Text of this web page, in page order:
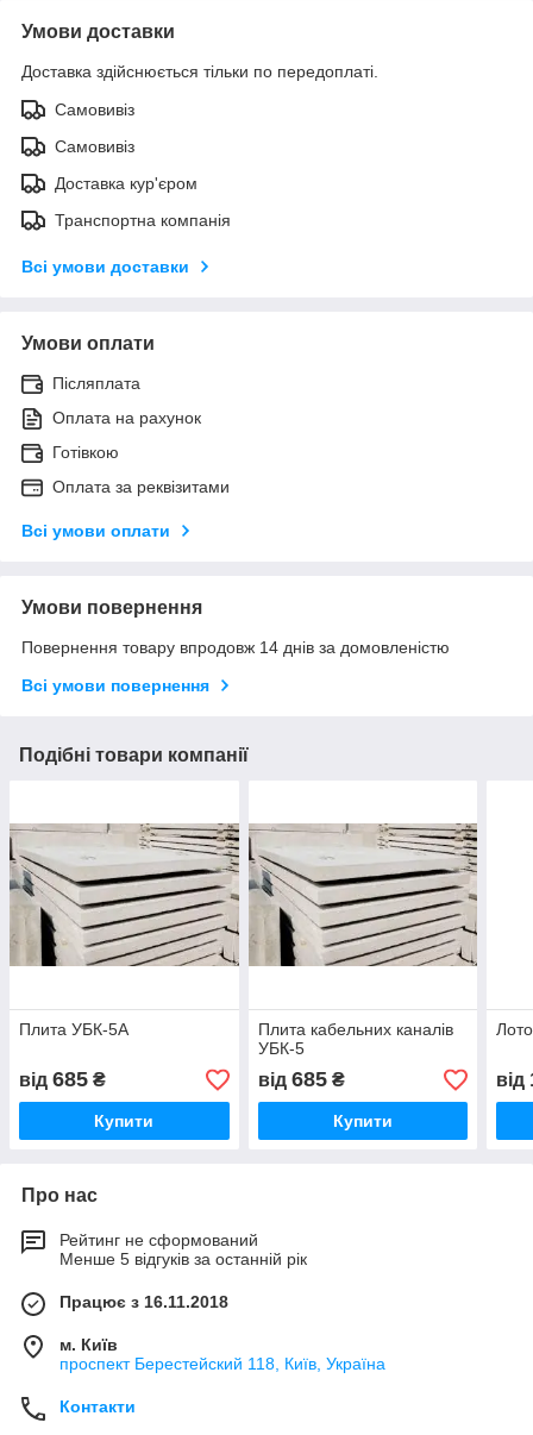
Умови доставки
Доставка здійснюється тільки по передоплаті.
Самовивіз
Самовивіз
Доставка кур'єром
Транспортна компанія
Всі умови доставки
Умови оплати
Післяплата
Оплата на рахунок
Готівкою
Оплата за реквізитами
Всі умови оплати
Умови повернення
Повернення товару впродовж 14 днів за домовленістю
Всі умови повернення
Подібні товари компанії
Плита УБК-5А
від 685 ₴
Купити
Плита кабельних каналів
УБК-5
від 685₴
Купити
від
Про нас
Рейтинг не сформований
Менше 5 відгуків за останній рік
Працює з 16.11.2018
м. Київ
проспект Берестейский 118, Київ, Україна
Контакти